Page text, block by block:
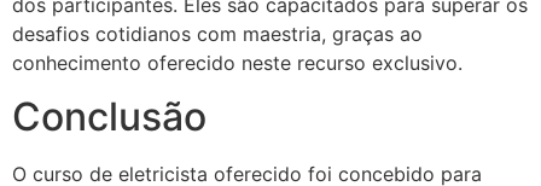
desafios cotidianos com maestria, graças ao
conhecimento oferecido neste recurso exclusivo.
Conclusão
O curso de eletricista oferecido foi concebido para